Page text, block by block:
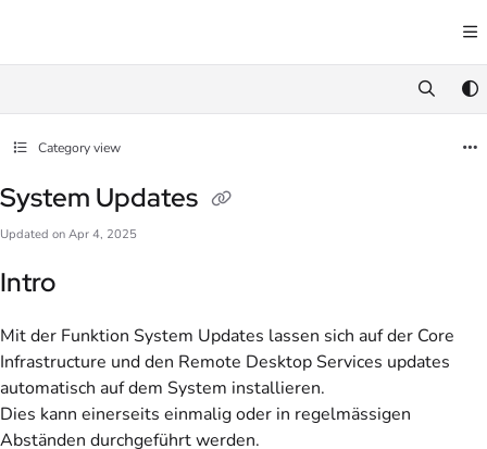
https://docs.awesome.cloud/llms.txt
Category view
System Updates
Updated on Apr 4, 2025
Intro
Mit der Funktion System Updates lassen sich auf der Core
Infrastructure und den Remote Desktop Services updates
automatisch auf dem System installieren.
Dies kann einerseits einmalig oder in regelmässigen
Abständen durchgeführt werden.